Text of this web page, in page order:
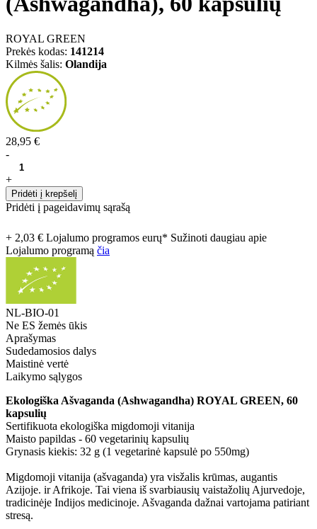
ROYAL GREEN
Prekės kodas: 141214
Kilmės šalis: Olandija
28,95 €
-
+
Pridėti į krepšelį
Pridėti į pageidavimų sąrašą
+ 2,03 € Lojalumo programos eurų* Sužinoti daugiau apie
Lojalumo programą čia
NL-BIO-01
Ne ES žemės ūkis
Aprašymas
Sudedamosios dalys
Maistinė vertė
Laikymo sąlygos
Ekologiška Ašvaganda (Ashwagandha) ROYAL GREEN, 60
kapsulių
Sertifikuota ekologiška migdomoji vitanija
Maisto papildas - 60 vegetarinių kapsulių
Grynasis kiekis: 32 g (1 vegetarinė kapsulė po 550mg)
Migdomoji vitanija (ašvaganda) yra visžalis krūmas, augantis
Azijoje. ir Afrikoje. Tai viena iš svarbiausių vaistažolių Ajurvedoje,
tradicinėje Indijos medicinoje. Ašvaganda dažnai vartojama patiriant
stresą.